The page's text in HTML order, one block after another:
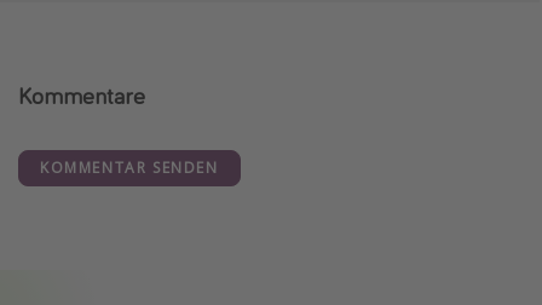
Kommentare
KOMMENTAR SENDEN